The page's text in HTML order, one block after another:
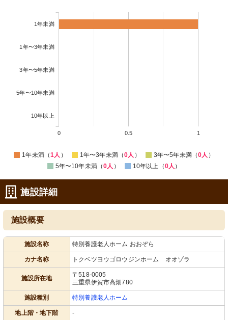
1年未満
1年〜3年未満
3年〜5年未満
5年〜10年未満
10年以上
0 0.5 1
1年未満（1人 ） 1年〜3年未満（0人 ） 3年〜5年未満（0人 ）
5年〜10年未満（0人 ） 10年以上（0人 ）
施設詳細
施設概要
施設名称 特別養護老人ホーム おおぞら
カナ名称 トクベツヨウゴロウジンホーム オオゾラ
施設所在地
〒518-0005
三重県伊賀市高畑780
施設種別 特別養護老人ホーム
地上階・地下階 -